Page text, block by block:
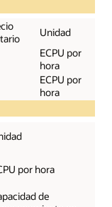
Unidad
ECPU por
hora
ECPU por
hora
por hora
de